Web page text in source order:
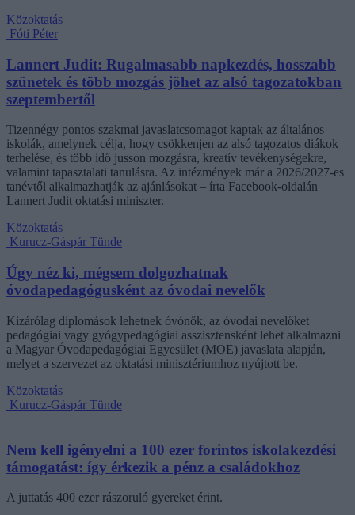
Közoktatás
Fóti Péter
Lannert Judit: Rugalmasabb napkezdés, hosszabb
szünetek és több mozgás jöhet az alsó tagozatokban
szeptembertől
Tizennégy pontos szakmai javaslatcsomagot kaptak az általános
iskolák, amelynek célja, hogy csökkenjen az alsó tagozatos diákok
terhelése, és több idő jusson mozgásra, kreatív tevékenységekre,
valamint tapasztalati tanulásra. Az intézmények már a 2026/2027-es
tanévtől alkalmazhatják az ajánlásokat – írta Facebook-oldalán
Lannert Judit oktatási miniszter.
Közoktatás
Kurucz-Gáspár Tünde
Úgy néz ki, mégsem dolgozhatnak
óvodapedagógusként az óvodai nevelők
Kizárólag diplomások lehetnek óvónők, az óvodai nevelőket
pedagógiai vagy gyógypedagógiai asszisztensként lehet alkalmazni
a Magyar Óvodapedagógiai Egyesület (MOE) javaslata alapján,
melyet a szervezet az oktatási minisztériumhoz nyújtott be.
Közoktatás
Kurucz-Gáspár Tünde
Nem kell igényelni a 100 ezer forintos iskolakezdési
támogatást: így érkezik a pénz a családokhoz
A juttatás 400 ezer rászoruló gyereket érint.